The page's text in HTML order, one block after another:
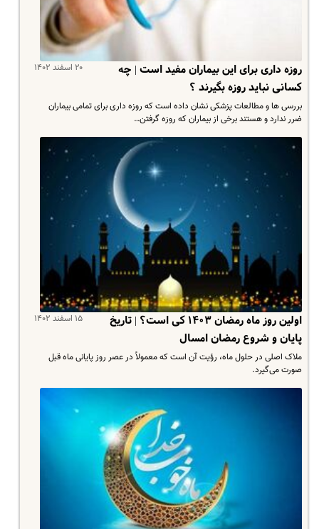
۲۰ اسفند ۱۴۰۲
روزه داری برای این بیماران مفید است | چه
کسانی نباید روزه بگیرند ؟
بررسی ها و مطالعات پزشکی نشان داده است که روزه داری برای تمامی بیماران
ضرر ندارد و هستند برخی از بیماران که روزه گرفتن…
۱۵ اسفند ۱۴۰۲
اولین روز ماه رمضان ۱۴۰۳ کی است؟ | تاریخ
پایان و شروع رمضان امسال
ملاک اصلی در حلول ماه، رؤیت آن است که معمولاً در عصر روز پایانی ماه قبل
صورت می‌گیرد.